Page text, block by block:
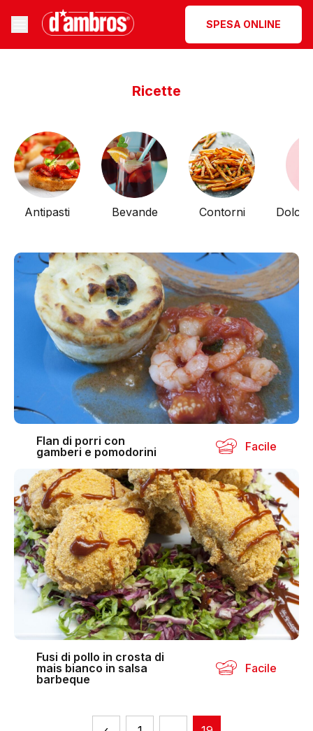
SPESA ONLINE
Ricette
Antipasti Bevande Contorni Dolci
Flan di porri con
gamberi e pomodorini
Facile
Fusi di pollo in crosta di
mais bianco in salsa
barbeque
Facile